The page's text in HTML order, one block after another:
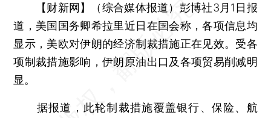
【财新网】（综合媒体报道） 彭博社3月1日报
道，美国国务卿希拉里近日在国会称，各项信息均
显示，美欧对伊朗的经济制裁措施正在见效。受各
项制裁措施影响，伊朗原油出口及各项贸易削减明
显。
据报道，此轮制裁措施覆盖银行、保险、航